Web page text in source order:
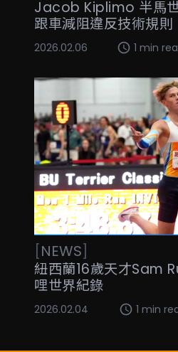
Jacob Kiplimo 半馬
跟車減阻違反技術規則
2026.02.06 1 min
[NEWS]
紐西蘭16歲天才Sam
哩世界紀錄
2026.02.04 1 min